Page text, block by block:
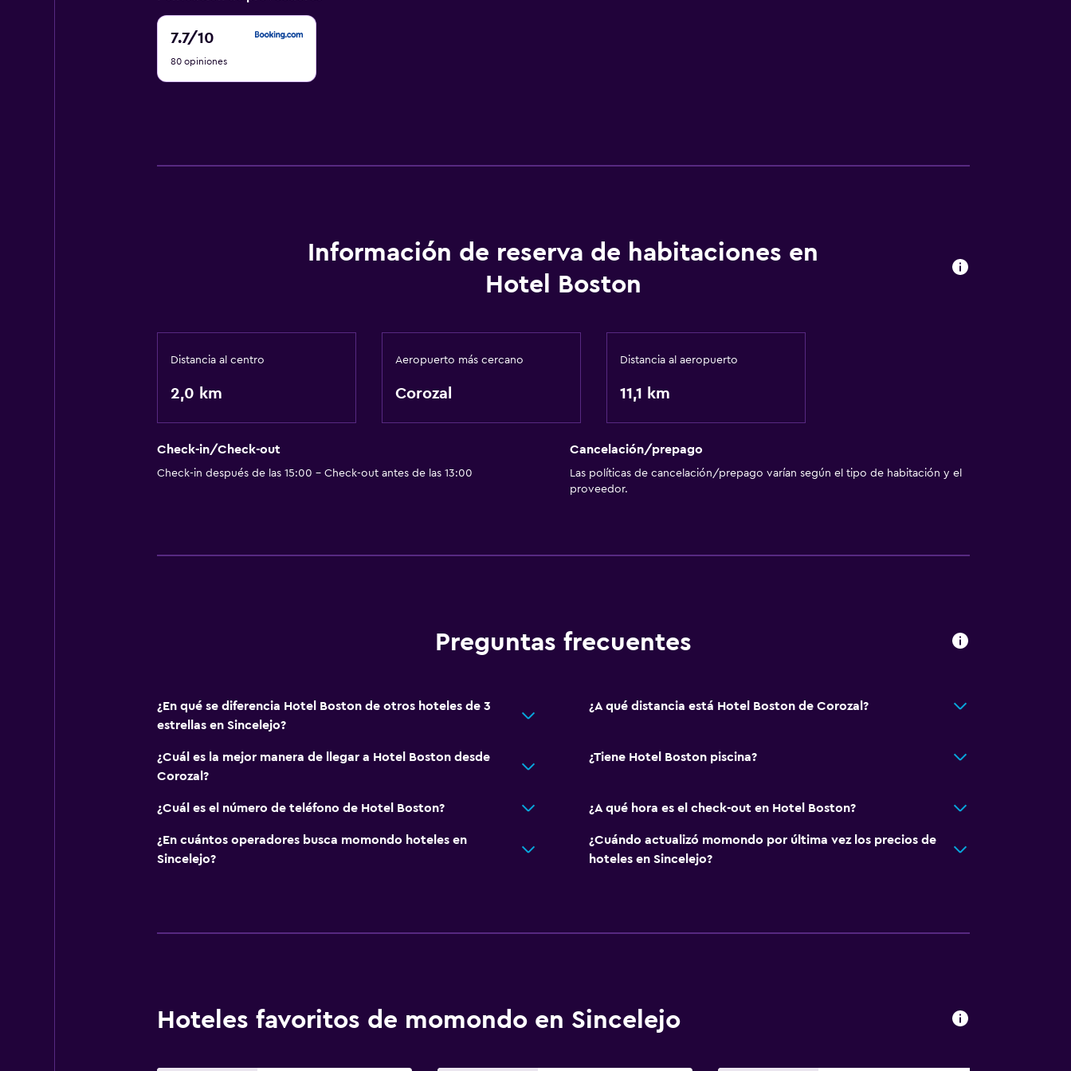
7.7/10
7.7
10
80 opiniones
Información de reserva de habitaciones en
Hotel Boston
Distancia al centro
2,0 km
Aeropuerto más cercano
Corozal
Distancia al aeropuerto
11,1 km
Check-in/Check-out
Check-in después de las 15:00 - Check-out antes de las 13:00
Cancelación/prepago
Las políticas de cancelación/prepago varían según el tipo de habitación y el
proveedor.
Preguntas frecuentes
¿En qué se diferencia Hotel Boston de otros hoteles de 3
estrellas en Sincelejo?
¿A qué distancia está Hotel Boston de Corozal?
¿Cuál es la mejor manera de llegar a Hotel Boston desde
Corozal?
¿Tiene Hotel Boston piscina?
¿Cuál es el número de teléfono de Hotel Boston? ¿A qué hora es el check-out en Hotel Boston?
¿En cuántos operadores busca momondo hoteles en
Sincelejo?
¿Cuándo actualizó momondo por última vez los precios de
hoteles en Sincelejo?
Hoteles favoritos de momondo en Sincelejo